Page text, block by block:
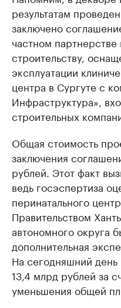
результатам
заключено
частном
строительству,
эксплуатации
центра в Сургуте с
Инфраструктура»,
строительных
Общая стоимость
заключения
рублей. Этот факт
ведь госэспертиза
перинатального
Правительством
автономного округа
дополнительная
На сегодняшний день
13,4 млрд рублей за
уменьшения общей